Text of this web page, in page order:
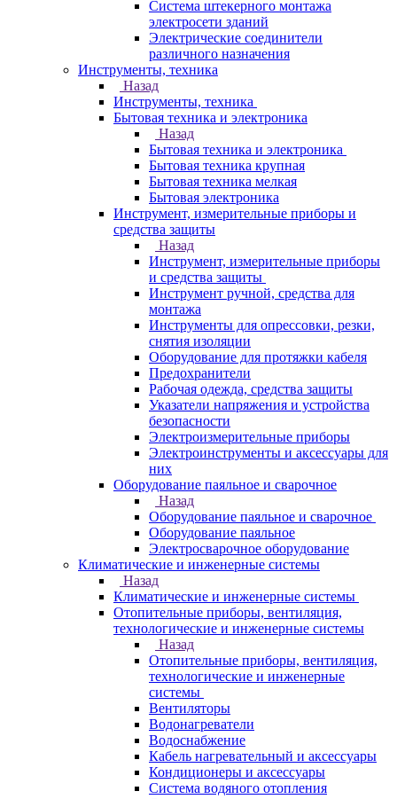
Система штекерного монтажа
электросети зданий
Электрические соединители
различного назначения
Инструменты, техника
Назад
Инструменты, техника
Бытовая техника и электроника
Назад
Бытовая техника и электроника
Бытовая техника крупная
Бытовая техника мелкая
Бытовая электроника
Инструмент, измерительные приборы и
средства защиты
Назад
Инструмент, измерительные приборы
и средства защиты
Инструмент ручной, средства для
монтажа
Инструменты для опрессовки, резки,
снятия изоляции
Оборудование для протяжки кабеля
Предохранители
Рабочая одежда, средства защиты
Указатели напряжения и устройства
безопасности
Электроизмерительные приборы
Электроинструменты и аксессуары для
них
Оборудование паяльное и сварочное
Назад
Оборудование паяльное и сварочное
Оборудование паяльное
Электросварочное оборудование
Климатические и инженерные системы
Назад
Климатические и инженерные системы
Отопительные приборы, вентиляция,
технологические и инженерные системы
Назад
Отопительные приборы, вентиляция,
технологические и инженерные
системы
Вентиляторы
Водонагреватели
Водоснабжение
Кабель нагревательный и аксессуары
Кондиционеры и аксессуары
Система водяного отопления